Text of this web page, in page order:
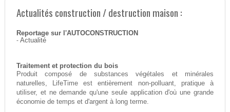
Actualités construction / destruction maison :
Reportage sur l'AUTOCONSTRUCTION
- Actualité
Traitement et protection du bois
Produit composé de substances végétales et minérales
naturelles, LifeTime est entièrement non-polluant, pratique à
utiliser, et ne demande qu'une seule application d'où une grande
économie de temps et d'argent à long terme.